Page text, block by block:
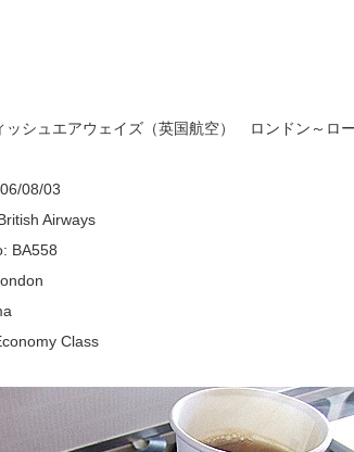
ッシュエアウェイズ（英国航空） ロンドン～ロ
08/03
Airways
BA558
Class